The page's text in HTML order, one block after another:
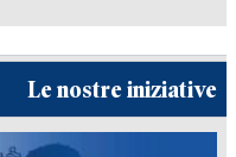
Le nostre iniziative